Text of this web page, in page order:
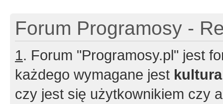
Forum Programosy -
1. Forum "Programosy.pl" jest
każdego wymagane jest
czy jest się użytkownikiem czy